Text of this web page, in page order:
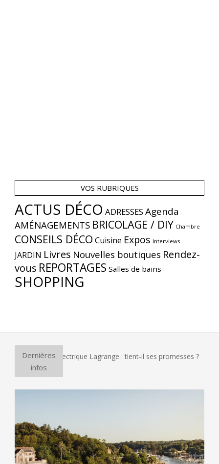
VOS RUBRIQUES
ACTUS DÉCO ADRESSES Agenda
AMÉNAGEMENTS BRICOLAGE / DIY Chambre
CONSEILS DÉCO Cuisine Expos Interviews
JARDIN Livres Nouvelles boutiques Rendez-
vous REPORTAGES Salles de bains
SHOPPING
Dernières
infos
à pizza électrique Lagrange : tient-il ses promesses ?